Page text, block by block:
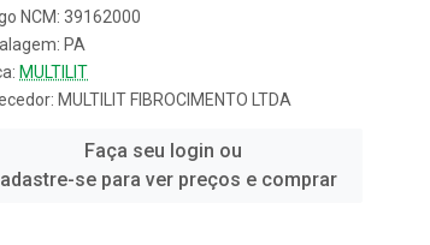
NCM: 39162000
PA
MULTILIT
MULTILIT FIBROCIMENTO LTDA
Faça seu login ou
se para ver preços e comprar